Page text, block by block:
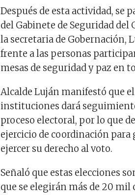
Después de esta actividad,
del Gabinete de Seguridad
la secretaria de Gobernación,
frente a las personas
mesas de seguridad y paz en
Alcalde Luján manifestó que
instituciones dará
proceso electoral, por lo que
ejercicio de coordinación
ejercer su derecho al voto.
Señaló que estas elecciones
que se elegirán más de 20 mil